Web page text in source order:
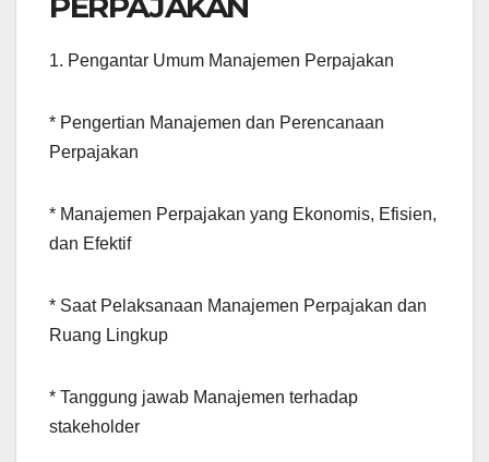
1. Pengantar Umum Manajemen Perpajakan
* Pengertian Manajemen dan Perencanaan
Perpajakan
* Manajemen Perpajakan yang Ekonomis, Efisien,
dan Efektif
* Saat Pelaksanaan Manajemen Perpajakan dan
Ruang Lingkup
* Tanggung jawab Manajemen terhadap
stakeholder